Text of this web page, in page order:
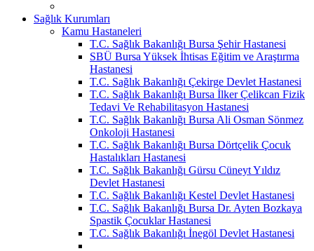
Sağlık Kurumları
Kamu Hastaneleri
T.C. Sağlık Bakanlığı Bursa Şehir Hastanesi
SBÜ Bursa Yüksek İhtisas Eğitim ve Araştırma
Hastanesi
T.C. Sağlık Bakanlığı Çekirge Devlet Hastanesi
T.C. Sağlık Bakanlığı Bursa İlker Çelikcan Fizik
Tedavi Ve Rehabilitasyon Hastanesi
T.C. Sağlık Bakanlığı Bursa Ali Osman Sönmez
Onkoloji Hastanesi
T.C. Sağlık Bakanlığı Bursa Dörtçelik Çocuk
Hastalıkları Hastanesi
T.C. Sağlık Bakanlığı Gürsu Cüneyt Yıldız
Devlet Hastanesi
T.C. Sağlık Bakanlığı Kestel Devlet Hastanesi
T.C. Sağlık Bakanlığı Bursa Dr. Ayten Bozkaya
Spastik Çocuklar Hastanesi
T.C. Sağlık Bakanlığı İnegöl Devlet Hastanesi